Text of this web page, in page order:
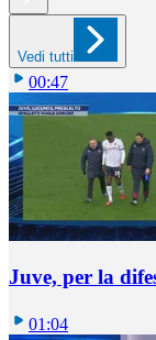
Vedi tutti
00:47
Juve, per la
01:04